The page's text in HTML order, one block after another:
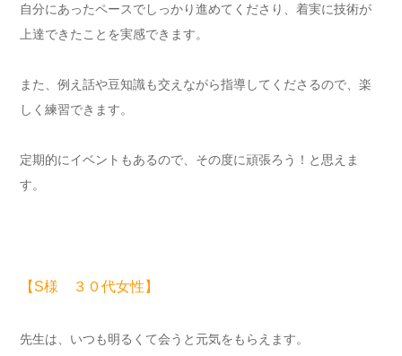
自分にあったペースでしっかり進めてくださり、着実に技術が
上達できたことを実感できます。
また、例え話や豆知識も交えながら指導してくださるので、楽
しく練習できます。
定期的にイベントもあるので、その度に頑張ろう！と思えま
す。
【S様 ３０代女性】
先生は、いつも明るくて会うと元気をもらえます。